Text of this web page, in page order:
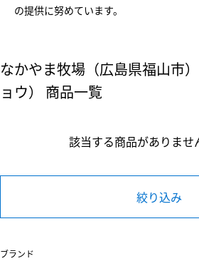
の提供に努めています。
なかやま牧場（広島県福山市
ョウ） 商品一覧
該当する商品がありませ
絞り込み
ブランド